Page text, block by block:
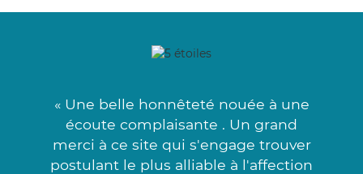
« Une belle honnêteté nouée à une
écoute complaisante . Un grand
merci à ce site qui s'engage trouver
postulant le plus alliable à l'affection